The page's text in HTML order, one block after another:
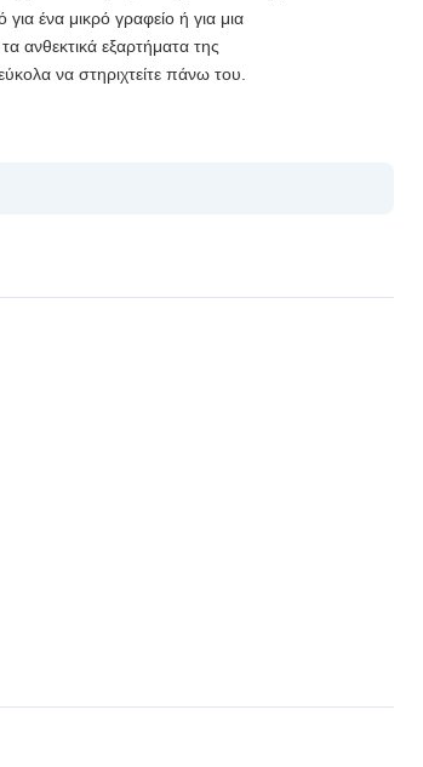
για ένα μικρό γραφείο ή για μια
ανθεκτικά εξαρτήματα της
να στηριχτείτε πάνω του.